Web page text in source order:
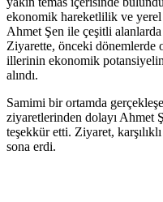
ekonomik hareketlilik ve yerel
Ahmet Şen ile çeşitli
Ziyarette, önceki dönemlerde
illerinin ekonomik
alındı.
Samimi bir ortamda
ziyaretlerinden dolayı Ahmet
teşekkür etti. Ziyaret,
sona erdi.